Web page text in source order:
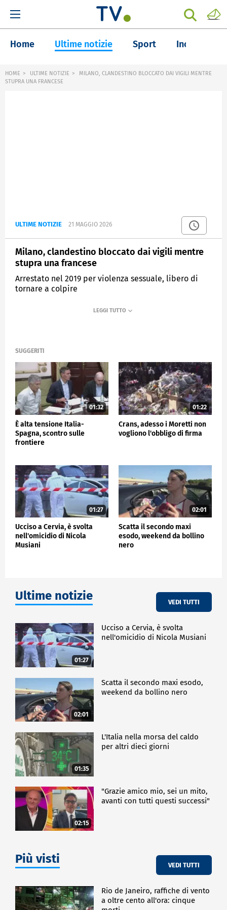
Home Ultime notizie Sport Inchieste
HOME ULTIME NOTIZIE
MILANO, CLANDESTINO BLOCCATO DAI VIGILI MENTRE
STUPRA UNA FRANCESE
ULTIME NOTIZIE 21 MAGGIO 2026
Milano, clandestino bloccato dai vigili mentre
stupra una francese
Arrestato nel 2019 per violenza sessuale, libero di
tornare a colpire
SUGGERITI
01:32
È alta tensione Italia-
Spagna, scontro sulle
frontiere
01:22
Crans, adesso i Moretti non
vogliono l'obbligo di firma
01:27
Ucciso a Cervia, è svolta
nell'omicidio di Nicola
Musiani
02:01
Scatta il secondo maxi
esodo, weekend da bollino
nero
Ultime notizie VEDI TUTTI
01:27
Ucciso a Cervia, è svolta
nell'omicidio di Nicola Musiani
02:01
Scatta il secondo maxi esodo,
weekend da bollino nero
01:35
L'Italia nella morsa del caldo
per altri dieci giorni
02:15
"Grazie amico mio, sei un mito,
avanti con tutti questi successi"
Più visti VEDI TUTTI
Rio de Janeiro, raffiche di vento
a oltre cento all'ora: cinque